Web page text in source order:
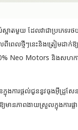
ាតមួយ ដែលវាជាប្រភេទរ
ពេលថ្មីៗនេះនិងត្រៀមដាក់ឱ្
Neo Motors និងសហ
ងការផ្តល់ជូននូវធុងអ៊ីដ្រូសែន
នភាពងាយស្រួលក្នុងការផ្ល